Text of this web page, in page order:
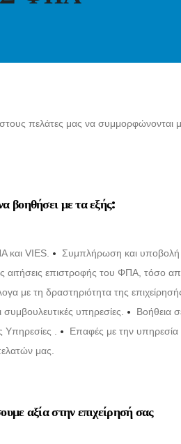
πελάτες μας να συμμορφώνονται
με τα εξής:
και VIES. • Συμπλήρωση και
αιτήσεις επιστροφής του ΦΠΑ, τόσο
με τη δραστηριότητα της
υπηρεσίες. • Βοήθεια
.
• Επαφές με την
μας.
αξία στην επιχείρησή σας